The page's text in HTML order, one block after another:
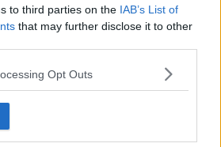
to third parties on the IAB’s List of
that may further disclose it to other
Opt Outs
più ampio progetto“Scuole Sicure”,
e finanziato con contributi del
tramite la Prefettura di Pisa. Il progetto
stupefacenti nelle aree vicine
50 Comuni italiani con